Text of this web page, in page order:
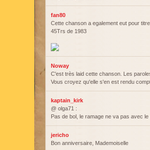
fan80
Cette chanson a egalement eut pour
45Trs de 1983
Noway
C'est très laid cette chanson. Les
Vous croyez qu'elle s'en est rendu
kaptain_kirk
@ olga71 :
Pas de bol, le ramage ne va pas avec le
jericho
Bon anniversaire, Mademoiselle